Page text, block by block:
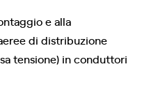
e alla
di distribuzione
tensione) in conduttori